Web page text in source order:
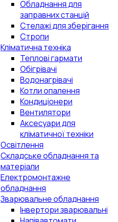
Обладнання для
заправних станцій
Стелажі для зберігання
Стропи
Кліматична техніка
Теплові гармати
Обігрівачі
Водонагрівачі
Котли опалення
Кондиціонери
Вентилятори
Аксесуари для
кліматичної техніки
Освітлення
Складське обладнання та
матеріали
Електромонтажне
обладнання
Зварювальне обладнання
Інвертори зварювальні